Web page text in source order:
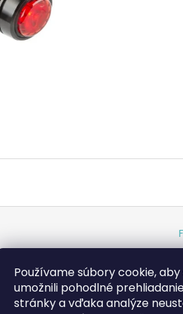
Používame súbory cookie,
umožnili pohodlné
stránky a vďaka analýze
vyhradené.